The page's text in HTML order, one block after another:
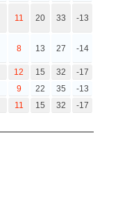
11 20 33 -13
8 13 27 -14
12 15 32
-17
9 22 35
-13
11 15 32 -17